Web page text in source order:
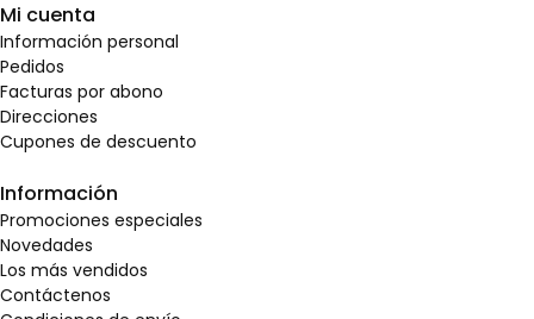
Mi cuenta
Información personal
Pedidos
Facturas por abono
Direcciones
Cupones de descuento
Información
Promociones especiales
Novedades
Los más vendidos
Contáctenos